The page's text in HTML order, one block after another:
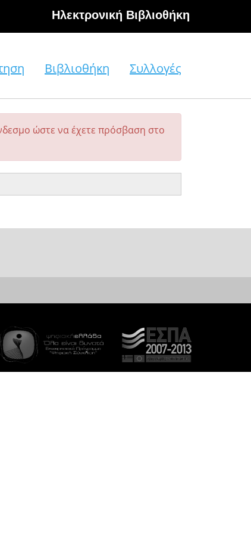
Hλεκτρονική Βιβλιοθήκη
Βιβλιοθήκη Συλλογές
ώστε να έχετε πρόσβαση στο